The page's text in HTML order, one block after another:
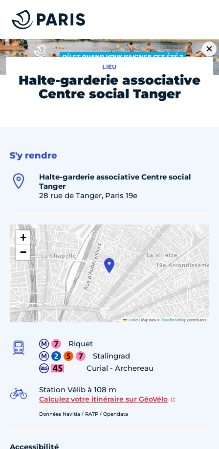
LIEU
Halte-garderie associative
Centre social Tanger
S'y rendre
Halte-garderie associative Centre social
Tanger
28 rue de Tanger, Paris 19e
+
−
Leaflet|Map data ©OpenStreetMapcontributors
Riquet
Stalingrad
Curial - Archereau
Station Vélib à 108 m
Calculez votre itinéraire sur GéoVélo
Données Navitia / RATP / Opendata
Accessibilité